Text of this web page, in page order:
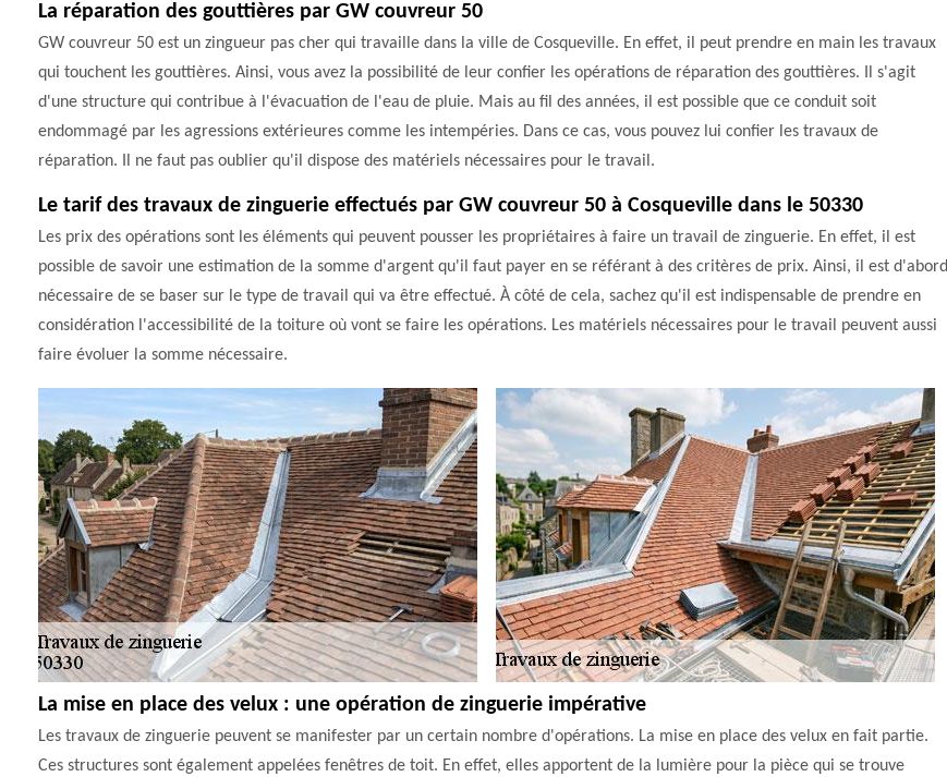
La réparation des gouttières par GW couvreur 50
GW couvreur 50 est un zingueur pas cher qui travaille dans la ville de Cosqueville. En effet, il peut prendre en main les travaux
qui touchent les gouttières. Ainsi, vous avez la possibilité de leur confier les opérations de réparation des gouttières. Il s'agit
d'une structure qui contribue à l'évacuation de l'eau de pluie. Mais au fil des années, il est possible que ce conduit soit
endommagé par les agressions extérieures comme les intempéries. Dans ce cas, vous pouvez lui confier les travaux de
réparation. Il ne faut pas oublier qu'il dispose des matériels nécessaires pour le travail.
Le tarif des travaux de zinguerie effectués par GW couvreur 50 à Cosqueville dans le 50330
Les prix des opérations sont les éléments qui peuvent pousser les propriétaires à faire un travail de zinguerie. En effet, il est
possible de savoir une estimation de la somme d'argent qu'il faut payer en se référant à des critères de prix. Ainsi, il est d'abord
nécessaire de se baser sur le type de travail qui va être effectué. À côté de cela, sachez qu'il est indispensable de prendre en
considération l'accessibilité de la toiture où vont se faire les opérations. Les matériels nécessaires pour le travail peuvent aussi
faire évoluer la somme nécessaire.
La mise en place des velux : une opération de zinguerie impérative
Les travaux de zinguerie peuvent se manifester par un certain nombre d'opérations. La mise en place des velux en fait partie.
Ces structures sont également appelées fenêtres de toit. En effet, elles apportent de la lumière pour la pièce qui se trouve